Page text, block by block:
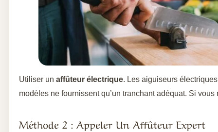
Utiliser un affûteur électrique. Les aiguiseurs
modèles ne fournissent qu’un tranchant adéquat. Si
Méthode 2 : Appeler Un Affûteur Expert